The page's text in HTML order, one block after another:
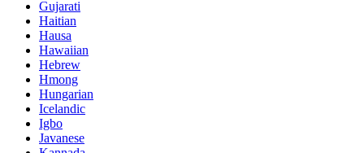
Gujarati
Haitian
Hausa
Hawaiian
Hebrew
Hmong
Hungarian
Icelandic
Igbo
Javanese